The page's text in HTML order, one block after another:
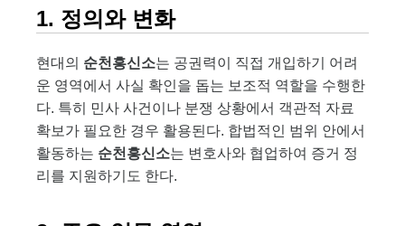
1. 정의와 변화
현대의 순천흥신소는 공권력이 직접 개입하기 어려
운 영역에서 사실 확인을 돕는 보조적 역할을 수행한
다. 특히 민사 사건이나 분쟁 상황에서 객관적 자료
확보가 필요한 경우 활용된다. 합법적인 범위 안에서
활동하는 순천흥신소는 변호사와 협업하여 증거 정
리를 지원하기도 한다.